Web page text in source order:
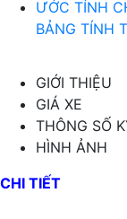
ƯỚC TÍNH
BẢNG TÍNH
GIỚI THIỆU
GIÁ XE
THÔNG SỐ
HÌNH ẢNH
CHI TIẾT